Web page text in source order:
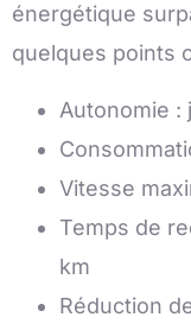
énergétique
quelques points
Autonomie :
Vitesse
Temps de
km
Réduction